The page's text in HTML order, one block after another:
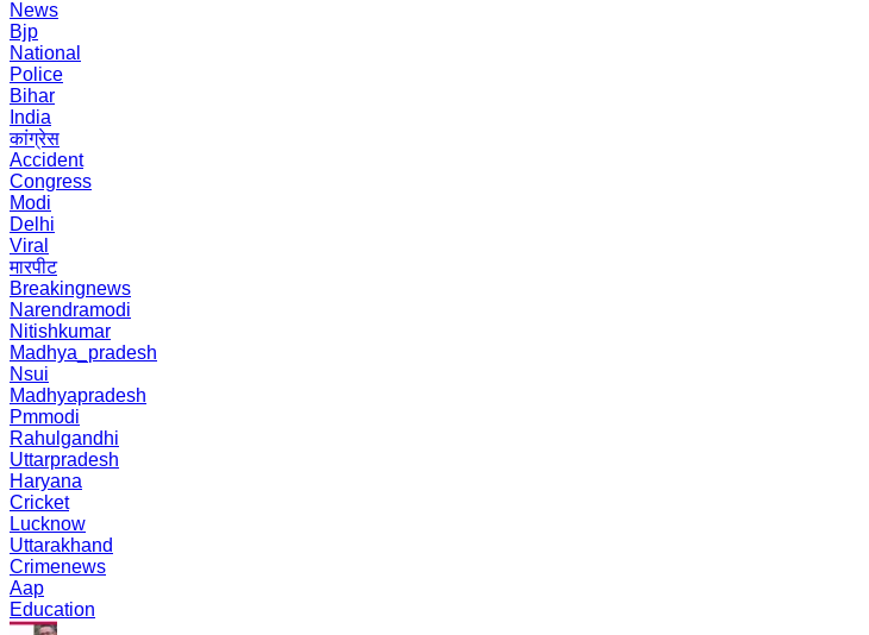
News
Bjp
National
Police
Bihar
India
कांग्रेस
Accident
Congress
Modi
Delhi
Viral
मारपीट
Breakingnews
Narendramodi
Nitishkumar
Madhya_pradesh
Nsui
Madhyapradesh
Pmmodi
Rahulgandhi
Uttarpradesh
Haryana
Cricket
Lucknow
Uttarakhand
Crimenews
Aap
Education